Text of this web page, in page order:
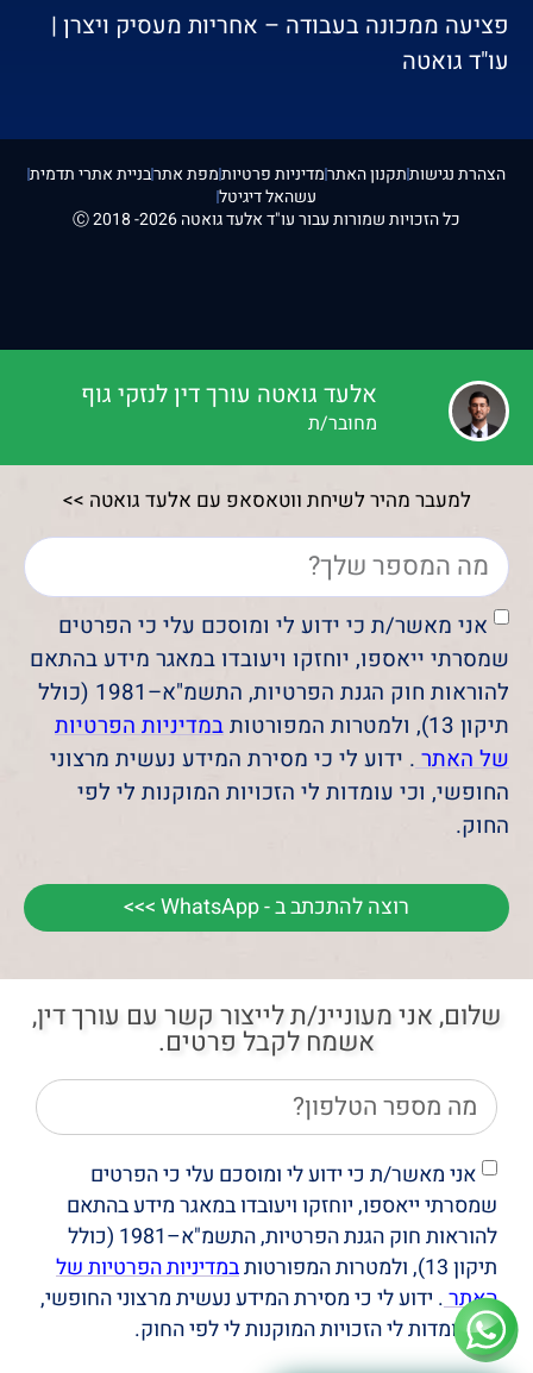
פציעה ממכונה בעבודה – אחריות מעסיק ויצרן |
עו"ד גואטה
הצהרת נגישותתקנון האתרמדיניות פרטיותמפת אתרבניית אתרי תדמית
עשהאל דיגיטל
כל הזכויות שמורות עבור עו"ד אלעד גואטה 2026- 2018 Ⓒ
אלעד גואטה עורך דין לנזקי גוף
מחובר/ת
למעבר מהיר לשיחת ווטאסאפ עם אלעד גואטה >>
אני מאשר/ת כי ידוע לי ומוסכם עלי כי הפרטים
שמסרתי ייאספו, יוחזקו ויעובדו במאגר מידע בהתאם
להוראות חוק הגנת הפרטיות, התשמ"א–1981 (כולל
תיקון 13), ולמטרות המפורטות
במדיניות הפרטיות
של האתר. ידוע לי כי מסירת המידע נעשית מרצוני
החופשי, וכי עומדות לי הזכויות המוקנות לי לפי
החוק.
רוצה להתכתב ב - WhatsApp >>>
שלום, אני מעוניינ/ת לייצור קשר עם עורך דין,
אשמח לקבל פרטים.
אני מאשר/ת כי ידוע לי ומוסכם עלי כי הפרטים
שמסרתי ייאספו, יוחזקו ויעובדו במאגר מידע בהתאם
להוראות חוק הגנת הפרטיות, התשמ"א–1981 (כולל
תיקון 13), ולמטרות המפורטות
במדיניות הפרטיות של
האתר. ידוע לי כי מסירת המידע נעשית מרצוני החופשי,
וכי עומדות לי הזכויות המוקנות לי לפי החוק.